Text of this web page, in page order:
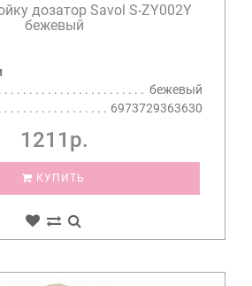
дозатор Savol S-ZY002Y
бежевый
бежевый
6973729363630
1211р.
КУПИТЬ